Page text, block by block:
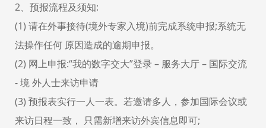
2、预报流程及须知:
(1) 请在外事接待(境外专家入境)前完成系统申报;系统无
法操作任何 原因造成的逾期申报。
(2) 网上申报:“我的数字交大”登录 – 服务大厅 – 国际交流
- 境 外人士来访申请
(3) 预报表实行一人一表。若邀请多人，参加国际会议或
来访日程一致， 只需新增来访外宾信息即可;